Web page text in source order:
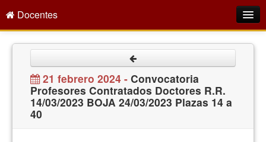
Docentes
Empleo Público
Gestión PDI
Formación y Evaluación
21 febrero 2024 - Convocatoria
Profesores Contratados Doctores R.R.
14/03/2023 BOJA 24/03/2023 Plazas 14 a
40